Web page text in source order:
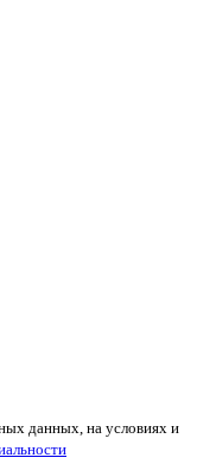
данных, на условиях и